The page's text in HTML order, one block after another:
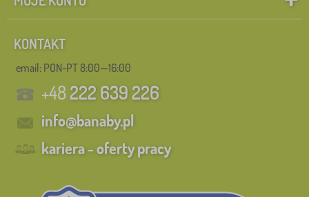
KONTAKT
email: PON-PT 8:00—16:00
+48222 639 226
info@banaby.pl
kariera - oferty pracy